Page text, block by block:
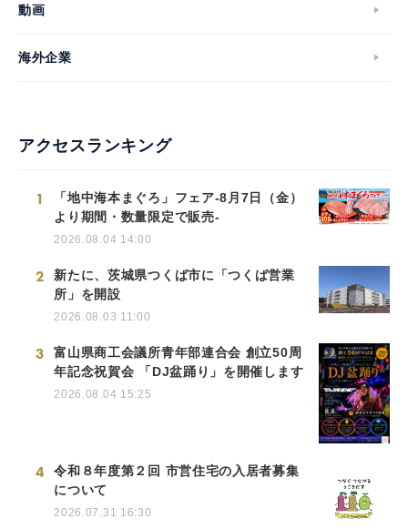
動画
海外企業
アクセスランキング
1
「地中海本まぐろ」フェア-8月7日（金）
より期間・数量限定で販売-
2026.08.04 14:00
2
新たに、茨城県つくば市に「つくば営業
所」を開設
2026.08.03 11:00
3
富山県商工会議所青年部連合会 創立50周
年記念祝賀会 「DJ盆踊り」を開催します
2026.08.04 15:25
4
令和８年度第２回 市営住宅の入居者募集
について
2026.07.31 16:30